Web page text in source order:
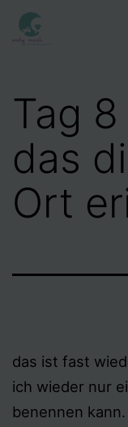
Zum
Inhalt
Tag
das
Ort
das ist fast
ich wieder nur
benennen